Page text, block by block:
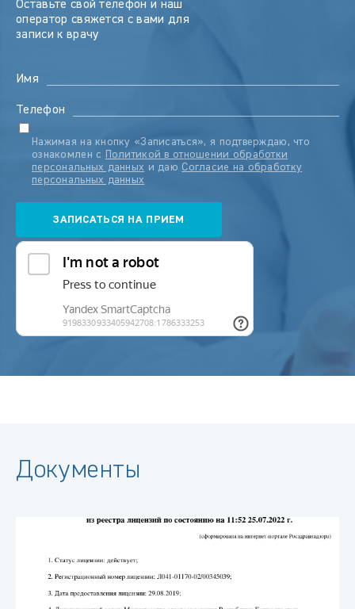
Оставьте свой телефон и наш
оператор свяжется с вами для
записи к врачу
Имя
Телефон
Нажимая на кнопку «Записаться», я подтверждаю, что
ознакомлен с
Политикой в отношении обработки
персональных данных и даю Согласие на обработку
персональных данных
Документы